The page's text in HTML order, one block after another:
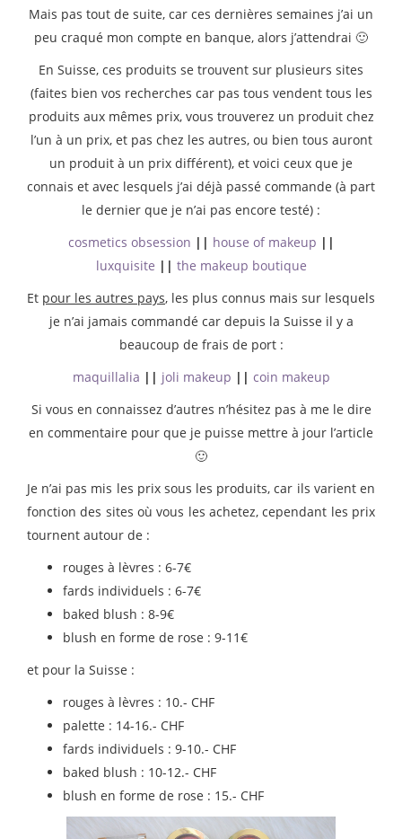
Mais pas tout de suite, car ces dernières semaines j’ai un
peu craqué mon compte en banque, alors j’attendrai 🙂
En Suisse, ces produits se trouvent sur plusieurs sites
(faites bien vos recherches car pas tous vendent tous les
produits aux mêmes prix, vous trouverez un produit chez
l’un à un prix, et pas chez les autres, ou bien tous auront
un produit à un prix différent), et voici ceux que je
connais et avec lesquels j’ai déjà passé commande (à part
le dernier que je n’ai pas encore testé) :
cosmetics obsession || house of makeup ||
luxquisite || the makeup boutique
Et pour les autres pays, les plus connus mais sur lesquels
je n’ai jamais commandé car depuis la Suisse il y a
beaucoup de frais de port :
maquillalia || joli makeup || coin makeup
Si vous en connaissez d’autres n’hésitez pas à me le dire
en commentaire pour que je puisse mettre à jour l’article
🙂
Je n’ai pas mis les prix sous les produits, car ils varient en
fonction des sites où vous les achetez, cependant les prix
tournent autour de :
rouges à lèvres : 6-7€
fards individuels : 6-7€
baked blush : 8-9€
blush en forme de rose : 9-11€
et pour la Suisse :
rouges à lèvres : 10.- CHF
palette : 14-16.- CHF
fards individuels : 9-10.- CHF
baked blush : 10-12.- CHF
blush en forme de rose : 15.- CHF